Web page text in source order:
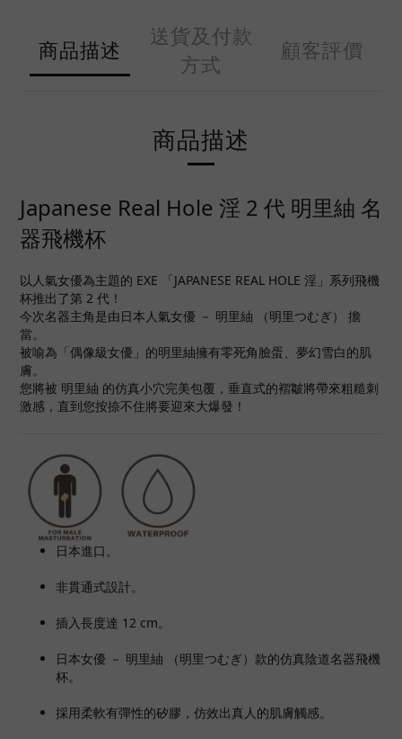
商品描述
送貨及付款
方式
顧客評價
商品描述
Japanese Real Hole 淫 2 代 明里紬 名
器飛機杯
以人氣女優為主題的 EXE 「JAPANESE REAL HOLE 淫」系列飛機
杯推出了第 2 代！
今次名器主角是由日本人氣女優 － 明里紬 （明里つむぎ） 擔
當。
被喻為「偶像級女優」的明里紬擁有零死角臉蛋、夢幻雪白的肌
膚。
您將被 明里紬 的仿真小穴完美包覆，垂直式的褶皺將帶來粗糙刺
激感，直到您按捺不住將要迎來大爆發！
日本進口。
非貫通式設計。
插入長度達 12 cm。
日本女優 － 明里紬 （明里つむぎ）款的仿真陰道名器飛機
杯。
採用柔軟有彈性的矽膠，仿效出真人的肌膚觸感。